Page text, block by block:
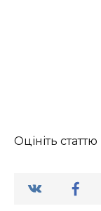
Оцініть статтю